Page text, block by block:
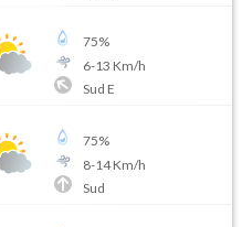
75%
6-13 Km/h
Sud E
75%
8-14Km/h
Sud